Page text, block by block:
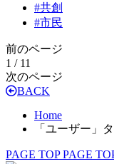
#共創
#市民
前のページ
1 / 11
次のページ
BACK
Home
「ユーザー」
PAGE TOP PAGE